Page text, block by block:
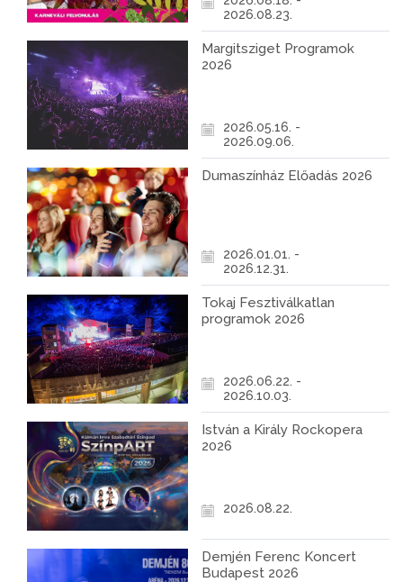
2026.08.23.
Margitsziget Programok
2026
2026.05.16. -
2026.09.06.
Dumaszínház Előadás 2026
2026.01.01. -
2026.12.31.
Tokaj Fesztiválkatlan
programok 2026
2026.06.22. -
2026.10.03.
István a Király Rockopera
2026
2026.08.22.
Demjén Ferenc Koncert
Budapest 2026